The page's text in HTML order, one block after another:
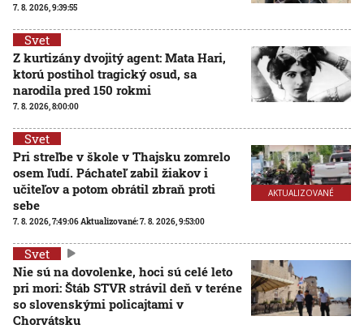
7. 8. 2026, 9:39:55
Svet
Z kurtizány dvojitý agent: Mata Hari,
ktorú postihol tragický osud, sa
narodila pred 150 rokmi
7. 8. 2026, 8:00:00
AKTUALIZOVANÉ
Svet
Pri streľbe v škole v Thajsku zomrelo
osem ľudí. Páchateľ zabil žiakov i
učiteľov a potom obrátil zbraň proti
sebe
7. 8. 2026, 7:49:06 Aktualizované:7. 8. 2026, 9:53:00
Svet
Nie sú na dovolenke, hoci sú celé leto
pri mori: Štáb STVR strávil deň v teréne
so slovenskými policajtami v
Chorvátsku